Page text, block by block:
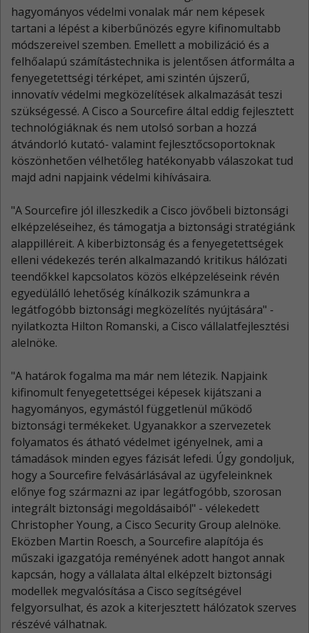
hagyományos védelmi vonalak már nem képesek
tartani a lépést a kiberbűnözés egyre kifinomultabb
módszereivel szemben. Emellett a mobilizáció és a
felhőalapú számítástechnika is jelentősen átformálta a
fenyegetettségi térképet, ami szintén újszerű,
innovatív védelmi megközelítések alkalmazását teszi
szükségessé. A Cisco a Sourcefire által eddig fejlesztett
technológiáknak és nem utolsó sorban a hozzá
átvándorló kutató- valamint fejlesztőcsoportoknak
köszönhetően vélhetőleg hatékonyabb válaszokat tud
majd adni napjaink védelmi kihívásaira.
"A Sourcefire jól illeszkedik a Cisco jövőbeli biztonsági
elképzeléseihez, és támogatja a biztonsági stratégiánk
alappilléreit. A kiberbiztonság és a fenyegetettségek
elleni védekezés terén alkalmazandó kritikus hálózati
teendőkkel kapcsolatos közös elképzeléseink révén
egyedülálló lehetőség kínálkozik számunkra a
legátfogóbb biztonsági megközelítés nyújtására" -
nyilatkozta Hilton Romanski, a Cisco vállalatfejlesztési
alelnöke.
"A határok fogalma ma már nem létezik. Napjaink
kifinomult fenyegetettségei képesek kijátszani a
hagyományos, egymástól függetlenül működő
biztonsági termékeket. Ugyanakkor a szervezetek
folyamatos és átható védelmet igényelnek, ami a
támadások minden egyes fázisát lefedi. Úgy gondoljuk,
hogy a Sourcefire felvásárlásával az ügyfeleinknek
előnye fog származni az ipar legátfogóbb, szorosan
integrált biztonsági megoldásaiból" - vélekedett
Christopher Young, a Cisco Security Group alelnöke.
Eközben Martin Roesch, a Sourcefire alapítója és
műszaki igazgatója reményének adott hangot annak
kapcsán, hogy a vállalata által elképzelt biztonsági
modellek megvalósítása a Cisco segítségével
felgyorsulhat, és azok a kiterjesztett hálózatok szerves
részévé válhatnak.